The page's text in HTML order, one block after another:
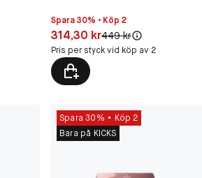
Spara 30% • Köp 2
Pris: 314,30 kr
314,30 krOriginal pris:
449 kr
Pris per styck vid köp av 2
Spara 30%
Köp 2
Bara på KICKS